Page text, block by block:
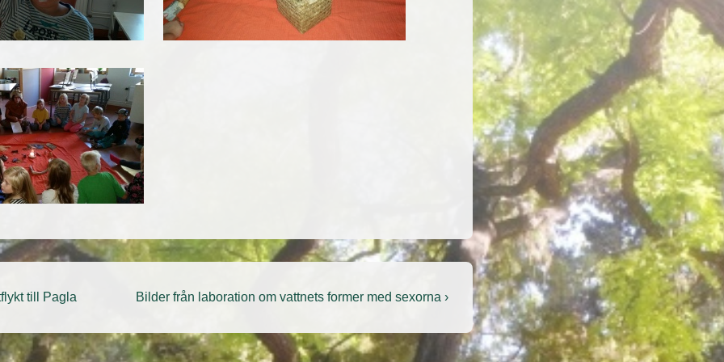
till Pagla
Nästa
är
Bilder från laboration om vattnets former med sexorna ›